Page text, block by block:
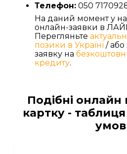
Телефон: 050
На даний момент у
онлайн-заявки в
Перегляньте
позики в Україні / або
заявку на
кредиту.
Подібні
картку -
умов